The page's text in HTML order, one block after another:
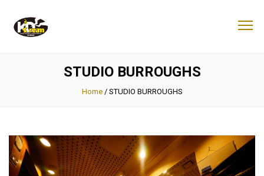
STUDIO BURROUGHS
Home/ STUDIO BURROUGHS